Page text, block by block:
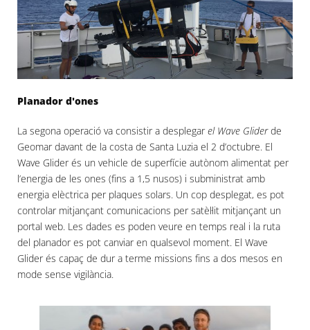
Planador d'ones
La segona operació va consistir a desplegarel Wave Gliderde
Geomar davant de la costa de Santa Luzia el 2 d’octubre. El
Wave Glider és un vehicle de superfície autònom alimentat per
l’energia de les ones (fins a 1,5 nusos) i subministrat amb
energia elèctrica per plaques solars. Un cop desplegat, es pot
controlar mitjançant comunicacions per satèl·lit mitjançant un
portal web. Les dades es poden veure en temps real i la ruta
del planador es pot canviar en qualsevol moment. El Wave
Glider és capaç de dur a terme missions fins a dos mesos en
mode sense vigilància.